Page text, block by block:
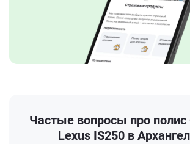
Частые вопросы про
Lexus IS250 в